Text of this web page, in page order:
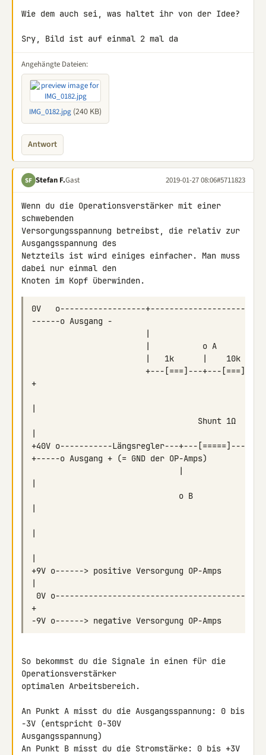
Wie dem auch sei, was haltet ihr von der Idee?
Sry, Bild ist auf einmal 2 mal da
Angehängte Dateien:
IMG_0182.jpg (240 KB)
Antwort
SF Stefan F.Gast 2019-01-27 08:06#5711823
Wenn du die Operationsverstärker mit einer
schwebenden
Versorgungsspannung betreibst, die relativ zur
Ausgangsspannung des
Netzteils ist wird einiges einfacher. Man muss
dabei nur einmal den
0V   o------------------+-----------------------
+40V o-----------Längsregler---+---[=====]------
+9V o------> positive Versorgung OP-Amps
So bekommst du die Signale in einen für die
Operationsverstärker
optimalen Arbeitsbereich.
An Punkt A misst du die Ausgangsspannung: 0 bis
-3V (entspricht 0-30V
Ausgangsspannung)
An Punkt B misst du die Stromstärke: 0 bis +3V